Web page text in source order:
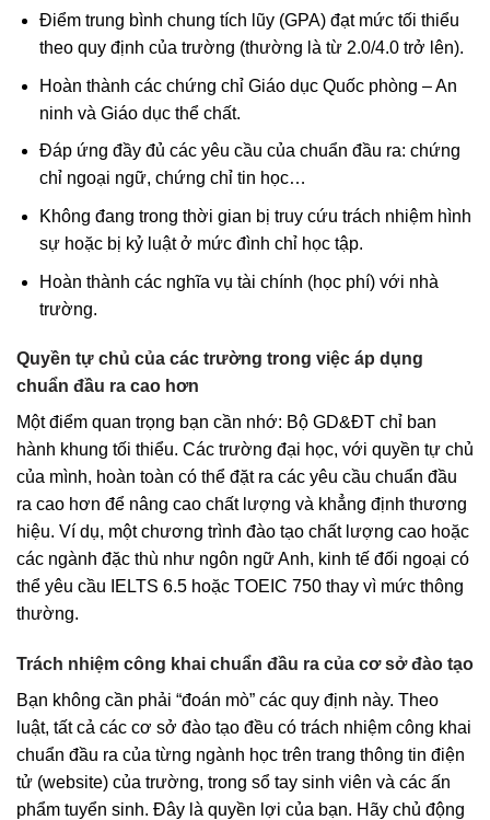
Điểm trung bình chung tích lũy (GPA) đạt mức tối thiểu
theo quy định của trường (thường là từ 2.0/4.0 trở lên).
Hoàn thành các chứng chỉ Giáo dục Quốc phòng – An
ninh và Giáo dục thể chất.
Đáp ứng đầy đủ các yêu cầu của chuẩn đầu ra: chứng
chỉ ngoại ngữ, chứng chỉ tin học…
Không đang trong thời gian bị truy cứu trách nhiệm hình
sự hoặc bị kỷ luật ở mức đình chỉ học tập.
Hoàn thành các nghĩa vụ tài chính (học phí) với nhà
trường.
Quyền tự chủ của các trường trong việc áp dụng
chuẩn đầu ra cao hơn
Một điểm quan trọng bạn cần nhớ: Bộ GD&ĐT chỉ ban
hành khung tối thiểu. Các trường đại học, với quyền tự chủ
của mình, hoàn toàn có thể đặt ra các yêu cầu chuẩn đầu
ra cao hơn để nâng cao chất lượng và khẳng định thương
hiệu. Ví dụ, một chương trình đào tạo chất lượng cao hoặc
các ngành đặc thù như ngôn ngữ Anh, kinh tế đối ngoại có
thể yêu cầu IELTS 6.5 hoặc TOEIC 750 thay vì mức thông
thường.
Trách nhiệm công khai chuẩn đầu ra của cơ sở đào tạo
Bạn không cần phải “đoán mò” các quy định này. Theo
luật, tất cả các cơ sở đào tạo đều có trách nhiệm công khai
chuẩn đầu ra của từng ngành học trên trang thông tin điện
tử (website) của trường, trong sổ tay sinh viên và các ấn
phẩm tuyển sinh. Đây là quyền lợi của bạn. Hãy chủ động